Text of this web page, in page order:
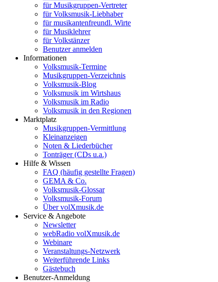
für Musikgruppen-Vertreter
für Volksmusik-Liebhaber
für musikantenfreundl. Wirte
für Musiklehrer
für Volkstänzer
Benutzer anmelden
Informationen
Volksmusik-Termine
Musikgruppen-Verzeichnis
Volksmusik-Blog
Volksmusik im Wirtshaus
Volksmusik im Radio
Volksmusik in den Regionen
Marktplatz
Musikgruppen-Vermittlung
Kleinanzeigen
Noten & Liederbücher
Tonträger (CDs u.a.)
Hilfe & Wissen
FAQ (häufig gestellte Fragen)
GEMA & Co.
Volksmusik-Glossar
Volksmusik-Forum
Über volXmusik.de
Service & Angebote
Newsletter
webRadio volXmusik.de
Webinare
Veranstaltungs-Netzwerk
Weiterführende Links
Gästebuch
Benutzer-Anmeldung